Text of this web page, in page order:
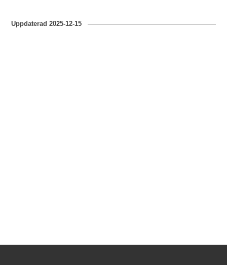
fonden skymtar
Observatoriet
Uppdaterad2025-12-15